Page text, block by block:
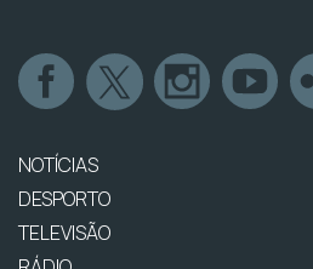
NOTÍCIAS
DESPORTO
TELEVISÃO